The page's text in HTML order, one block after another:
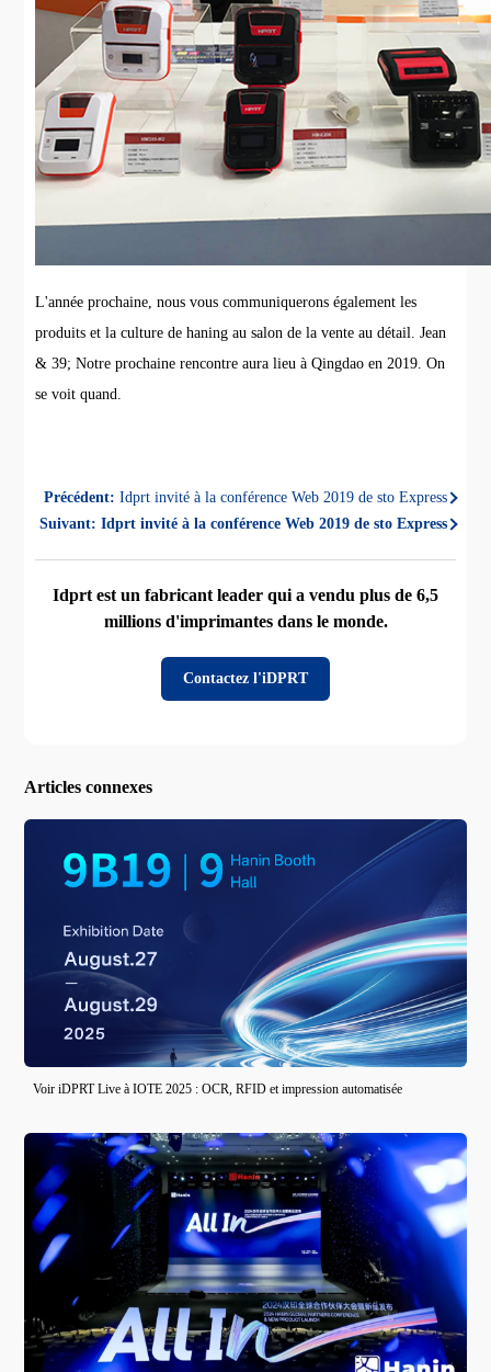
L'année prochaine, nous vous communiquerons également les
produits et la culture de haning au salon de la vente au détail. Jean
& 39; Notre prochaine rencontre aura lieu à Qingdao en 2019. On
se voit quand.
Précédent: Idprt invité à la conférence Web 2019 de sto Express
Suivant: Idprt invité à la conférence Web 2019 de sto Express
Idprt est un fabricant leader qui a vendu plus de 6,5
millions d'imprimantes dans le monde.
Contactez l'iDPRT
Articles connexes
Voir iDPRT Live à IOTE 2025 : OCR, RFID et impression automatisée